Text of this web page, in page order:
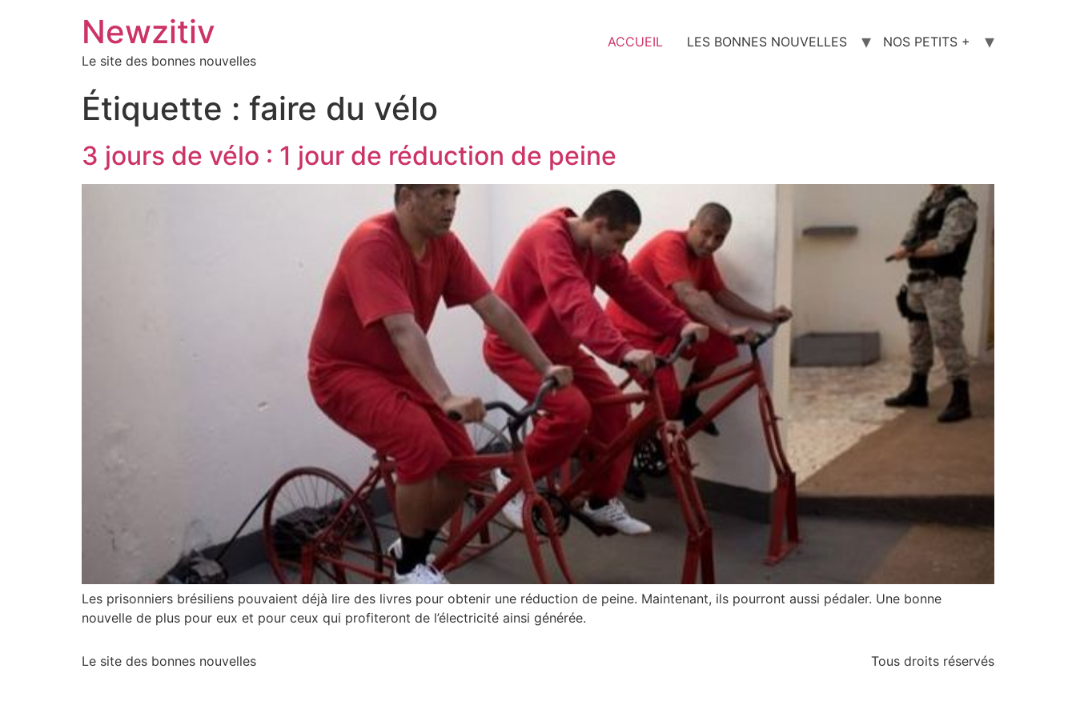
Newzitiv
Le site des bonnes nouvelles
ACCUEIL LES BONNES NOUVELLES NOS PETITS +
Étiquette : faire du vélo
3 jours de vélo : 1 jour de réduction de peine
Les prisonniers brésiliens pouvaient déjà lire des livres pour obtenir une réduction de peine. Maintenant, ils pourront aussi pédaler. Une bonne
nouvelle de plus pour eux et pour ceux qui profiteront de l’électricité ainsi générée.
Le site des bonnes nouvelles Tous droits réservés